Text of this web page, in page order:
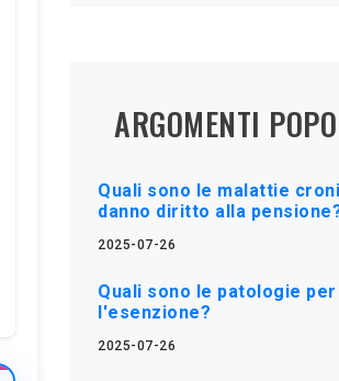
ARGOMENTI
Quali sono le malattie
danno diritto alla
2025-07-26
Quali sono le patologie
l'esenzione?
2025-07-26